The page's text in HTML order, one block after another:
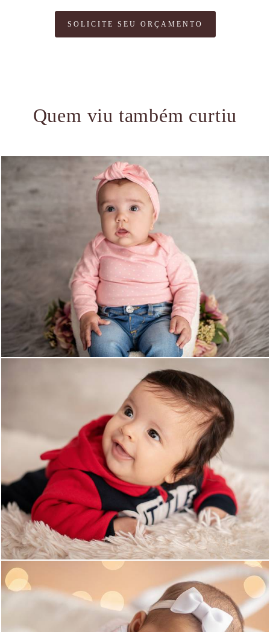
SOLICITE SEU ORÇAMENTO
Quem viu também curtiu
1482 0
1519 0